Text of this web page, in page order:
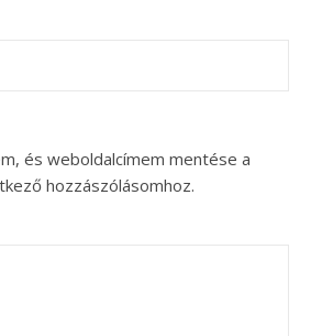
és weboldalcímem mentése a
hozzászólásomhoz.